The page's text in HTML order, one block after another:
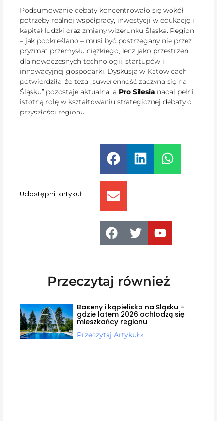
Podsumowanie debaty koncentrowało się wokół
potrzeby realnej współpracy, inwestycji w edukację i
kapitał ludzki oraz zmiany wizerunku Śląska. Region
– jak podkreślano – musi być postrzegany nie przez
pryzmat przemysłu ciężkiego, lecz jako przestrzeń
dla nowoczesnych technologii, startupów i
innowacyjnej gospodarki. Dyskusja w Katowicach
potwierdziła, że teza „suwerenność zaczyna się na
Śląsku” pozostaje aktualna, a Pro Silesia nadal pełni
istotną rolę w kształtowaniu strategicznej debaty o
przyszłości regionu.
Udostępnij artykuł:
Przeczytaj również
Baseny i kąpieliska na Śląsku –
gdzie latem 2026 ochłodzą się
mieszkańcy regionu
Przeczytaj Artykuł »